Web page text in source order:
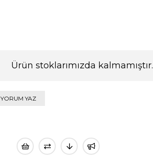
Ürün stoklarımızda kalmamıştır.
YORUM YAZ